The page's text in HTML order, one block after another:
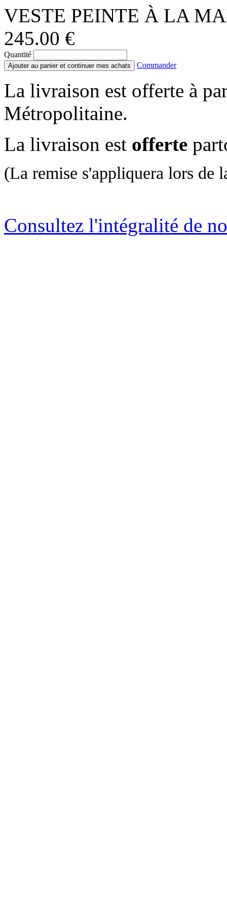
VESTE PEINTE À LA
245.00 €
Quantité
Ajouter au panier et continuer mes achats Commander
La livraison est offerte à
Métropolitaine.
La livraison est offerte
(La remise s'appliquera lors de
Consultez l'intégralité de